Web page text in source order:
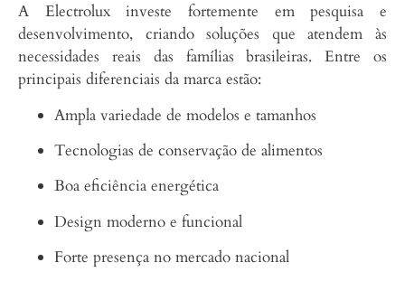
A Electrolux investe fortemente em pesquisa e
desenvolvimento, criando soluções que atendem às
necessidades reais das famílias brasileiras. Entre os
principais diferenciais da marca estão:
Ampla variedade de modelos e tamanhos
Tecnologias de conservação de alimentos
Boa eficiência energética
Design moderno e funcional
Forte presença no mercado nacional